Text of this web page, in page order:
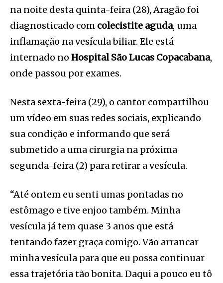
na noite desta quinta-feira (28), Aragão foi
diagnosticado com colecistite aguda, uma
inflamação na vesícula biliar. Ele está
internado no Hospital São Lucas Copacabana,
onde passou por exames.
Nesta sexta-feira (29), o cantor compartilhou
um vídeo em suas redes sociais, explicando
sua condição e informando que será
submetido a uma cirurgia na próxima
segunda-feira (2) para retirar a vesícula.
“Até ontem eu senti umas pontadas no
estômago e tive enjoo também. Minha
vesícula já tem quase 3 anos que está
tentando fazer graça comigo. Vão arrancar
minha vesícula para que eu possa continuar
essa trajetória tão bonita. Daqui a pouco eu tô